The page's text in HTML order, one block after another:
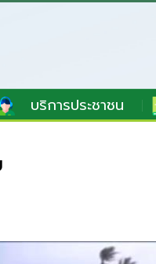
บริการประชาชน